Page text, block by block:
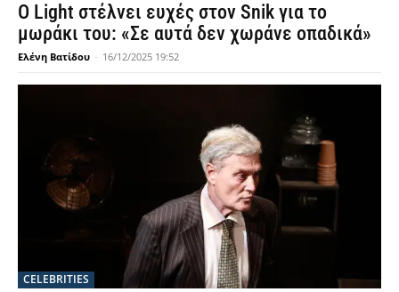
Ο Light στέλνει ευχές στον Snik για το
μωράκι του: «Σε αυτά δεν χωράνε οπαδικά»
Ελένη Βατίδου - 16/12/2025 19:52
CELEBRITIES